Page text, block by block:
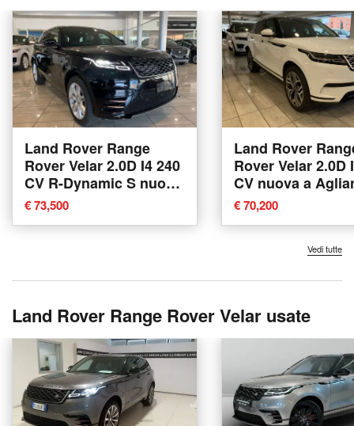
Land Rover Range
Rover Velar 2.0D I4 240
CV R-Dynamic S nuova
a Agliana
€ 73,500
Land Rover
Rover Velar 2.0D
CV nuova a
€ 70,200
Vedi tutte
Land Rover Range Rover Velar usate